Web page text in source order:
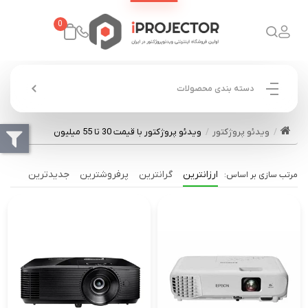
0
دسته بندی محصولات
ویدئو پروژکتور ویدئو پروژکتور با قیمت 30 تا 55 میلیون
ارزانترین گرانترین پرفروشترین جدیدترین